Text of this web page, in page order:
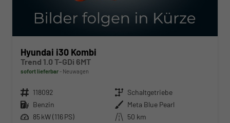
Hyundai i30 Kombi
Trend 1.0 T-GDi 6MT
sofort lieferbar Neuwagen
Fahrzeugnr. 118092 Getriebe Schaltgetriebe
Kraftstoff Benzin Außenfarbe Meta Blue Pearl
Leistung 85 kW (116 PS) Kilometerstand 50 km